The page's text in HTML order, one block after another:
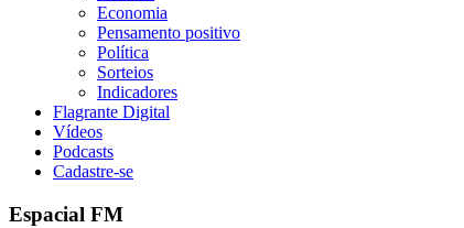
Economia
Pensamento positivo
Política
Sorteios
Indicadores
Flagrante Digital
Vídeos
Podcasts
Cadastre-se
Espacial FM